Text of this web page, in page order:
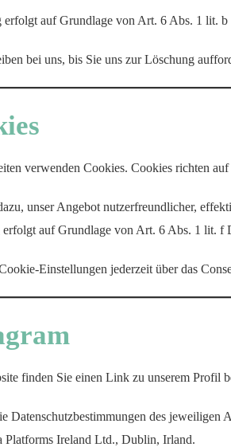
erfolgt auf Grundlage von Art. 6 Abs. 1 lit.
bei uns, bis Sie uns zur Löschung
verwenden Cookies. Cookies richten
unser Angebot nutzerfreundlicher,
erfolgt auf Grundlage von Art. 6 Abs. 1 lit.
Einstellungen jederzeit über das
finden Sie einen Link zu unserem Profil
Datenschutzbestimmungen des jeweiligen
Platforms Ireland Ltd., Dublin, Irland.